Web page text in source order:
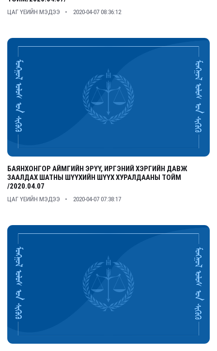
ЦАГ ҮЕИЙН МЭДЭЭ 2020-04-07 08:36:12
БАЯНХОНГОР АЙМГИЙН ЭРҮҮ, ИРГЭНИЙ ХЭРГИЙН ДАВЖ
ЗААЛДАХ ШАТНЫ ШҮҮХИЙН ШҮҮХ ХУРАЛДААНЫ ТОЙМ
/2020.04.07
ЦАГ ҮЕИЙН МЭДЭЭ 2020-04-07 07:38:17